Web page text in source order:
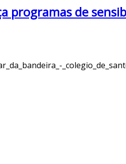
programas de